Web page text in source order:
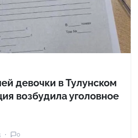
девочки в Тулунском
возбудила уголовное
0